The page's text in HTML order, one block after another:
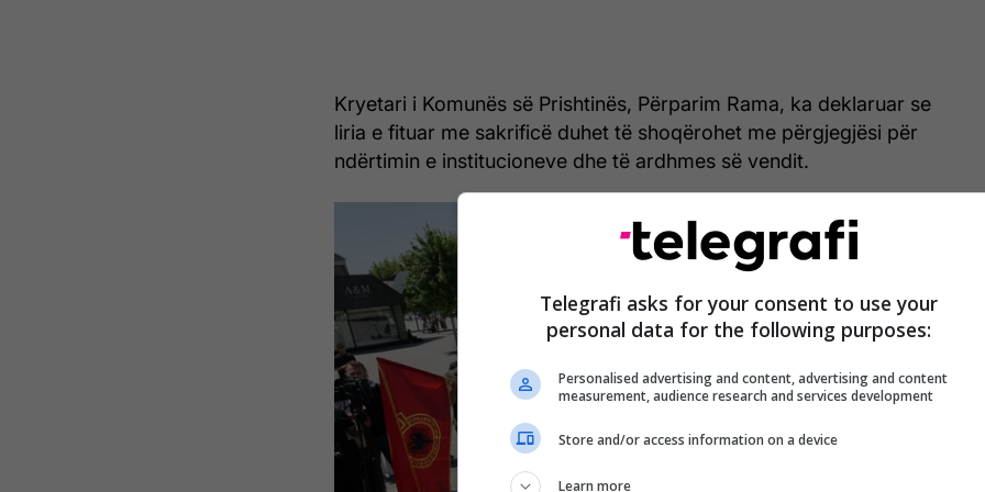
Kryetari i Komunës së Prishtinës, Përparim Rama, ka deklaruar se
liria e fituar me sakrificë duhet të shoqërohet me përgjegjësi për
ndërtimin e institucioneve dhe të ardhmes së vendit.
Telegrafi asks for your consent to use your
personal data for the following purposes:
Personalised advertising and content, advertising and content
measurement, audience research and services development
Store and/or access information on a device
Learn more